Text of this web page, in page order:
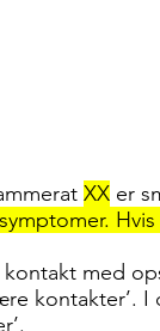
XX er
med